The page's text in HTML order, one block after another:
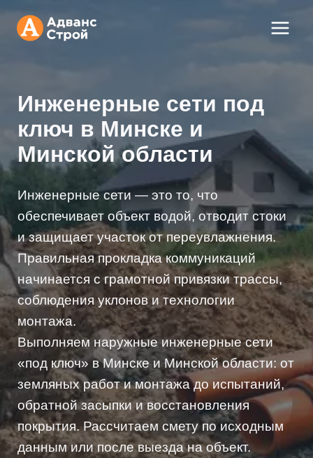
Перейти
Инженерные сети под
ключ в Минске и
Минской области
Инженерные сети — это то, что
обеспечивает объект водой, отводит стоки
и защищает участок от переувлажнения.
Правильная прокладка коммуникаций
начинается с грамотной привязки трассы,
соблюдения уклонов и технологии
монтажа.
Выполняем наружные инженерные сети
«под ключ» в Минске и Минской области: от
земляных работ и монтажа до испытаний,
обратной засыпки и восстановления
покрытия. Рассчитаем смету по исходным
данным или после выезда на объект.